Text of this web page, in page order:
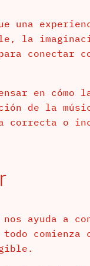
una
la
en
de la
correcta o
nos ayuda a